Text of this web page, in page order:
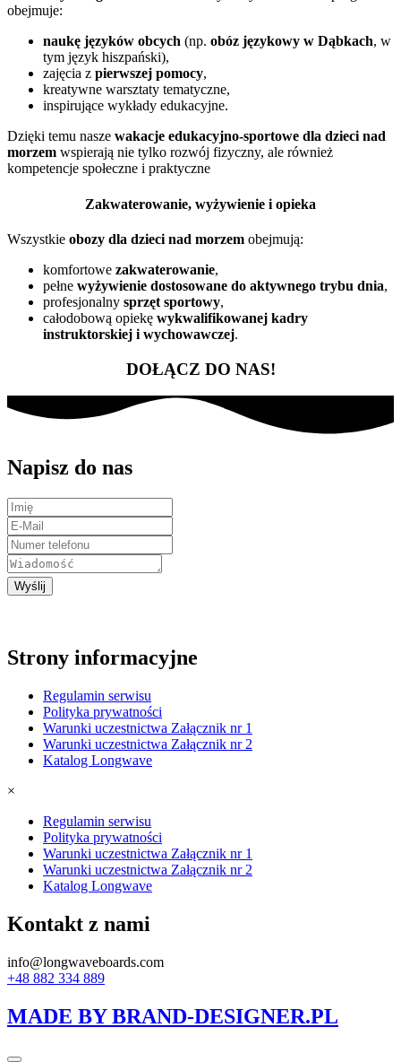
obejmuje:
naukę języków obcych (np. obóz językowy w Dąbkach, w
tym język hiszpański),
zajęcia z pierwszej pomocy,
kreatywne warsztaty tematyczne,
inspirujące wykłady edukacyjne.
Dzięki temu nasze wakacje edukacyjno-sportowe dla dzieci nad
morzem wspierają nie tylko rozwój fizyczny, ale również
kompetencje społeczne i praktyczne
Zakwaterowanie, wyżywienie i opieka
Wszystkie obozy dla dzieci nad morzem obejmują:
komfortowe zakwaterowanie,
pełne wyżywienie dostosowane do aktywnego trybu dnia,
profesjonalny sprzęt sportowy,
całodobową opiekę wykwalifikowanej kadry
instruktorskiej i wychowawczej.
DOŁĄCZ DO NAS!
Napisz do nas
Wyślij
Strony informacyjne
Regulamin serwisu
Polityka prywatności
Warunki uczestnictwa Załącznik nr 1
Warunki uczestnictwa Załącznik nr 2
Katalog Longwave
×
Regulamin serwisu
Polityka prywatności
Warunki uczestnictwa Załącznik nr 1
Warunki uczestnictwa Załącznik nr 2
Katalog Longwave
Kontakt z nami
info@longwaveboards.com
+48 882 334 889
MADE BY BRAND-DESIGNER.PL